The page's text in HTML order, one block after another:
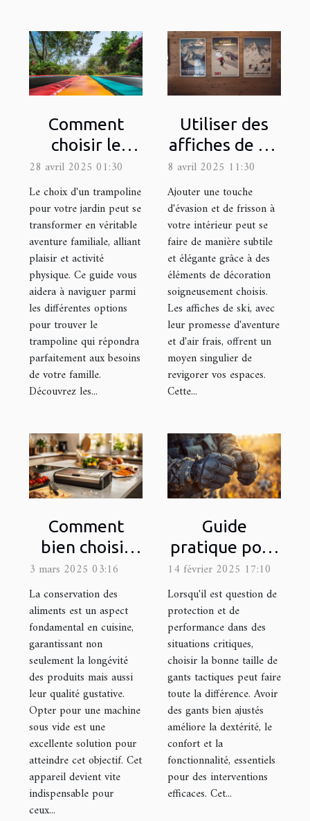
Comment
choisir le
trampoline
idéal pour
votre jardin
28 avril 2025 01:30
Le choix d'un trampoline
pour votre jardin peut se
transformer en véritable
aventure familiale, alliant
plaisir et activité
physique. Ce guide vous
aidera à naviguer parmi
les différentes options
pour trouver le
trampoline qui répondra
parfaitement aux besoins
de votre famille.
Découvrez les...
Utiliser des
affiches de ski
pour ajouter
une touche
d'aventure à
votre déco
8 avril 2025 11:30
Ajouter une touche
d'évasion et de frisson à
votre intérieur peut se
faire de manière subtile
et élégante grâce à des
éléments de décoration
soigneusement choisis.
Les affiches de ski, avec
leur promesse d'aventure
et d'air frais, offrent un
moyen singulier de
revigorer vos espaces.
Cette...
Comment
bien choisir
une machine
sous vide pour
votre cuisine
3 mars 2025 03:16
La conservation des
aliments est un aspect
fondamental en cuisine,
garantissant non
seulement la longévité
des produits mais aussi
leur qualité gustative.
Opter pour une machine
sous vide est une
excellente solution pour
atteindre cet objectif. Cet
appareil devient vite
indispensable pour
ceux...
Guide
pratique pour
choisir la taille
appropriée de
gants
tactiques
14 février 2025 17:10
Lorsqu'il est question de
protection et de
performance dans des
situations critiques,
choisir la bonne taille de
gants tactiques peut faire
toute la différence. Avoir
des gants bien ajustés
améliore la dextérité, le
confort et la
fonctionnalité, essentiels
pour des interventions
efficaces. Cet...